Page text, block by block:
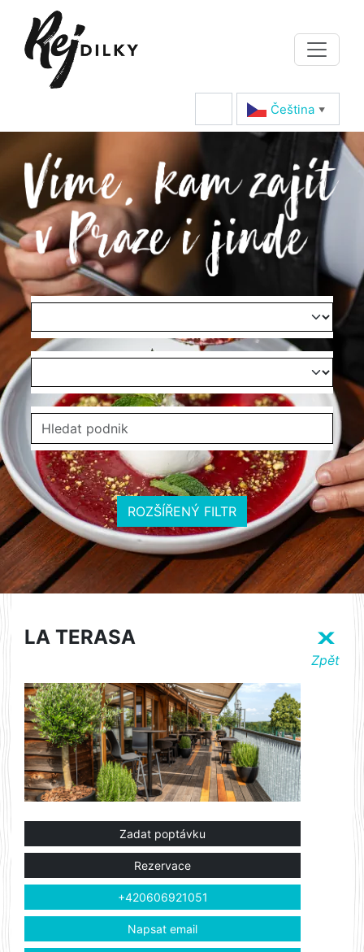
Čeština‎ ▼
ROZŠÍŘENÝ FILTR
LA TERASA X
Zpět
Zadat poptávku
Rezervace
+420606921051
Napsat email